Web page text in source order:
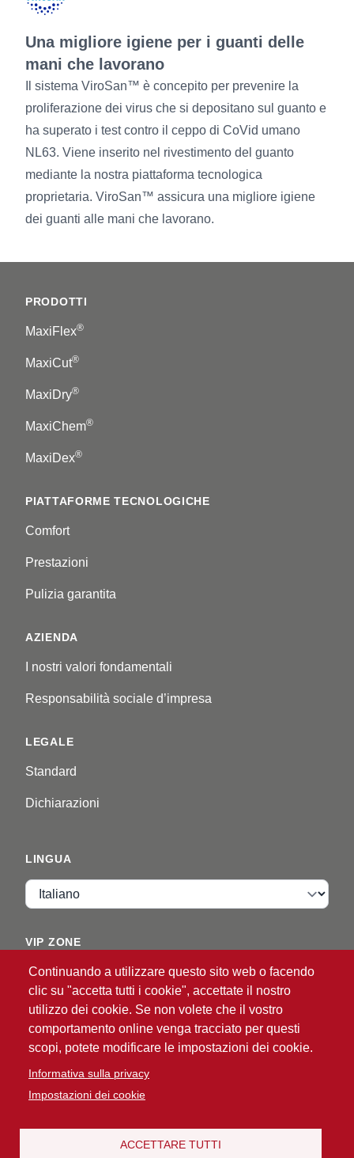
Una migliore igiene per i guanti delle
mani che lavorano
Il sistema ViroSan™ è concepito per prevenire la
proliferazione dei virus che si depositano sul guanto e
ha superato i test contro il ceppo di CoVid umano
NL63. Viene inserito nel rivestimento del guanto
mediante la nostra piattaforma tecnologica
proprietaria. ViroSan™ assicura una migliore igiene
dei guanti alle mani che lavorano.
PRODOTTI
MaxiFlex®
MaxiCut®
MaxiDry®
MaxiChem®
MaxiDex®
PIATTAFORME TECNOLOGICHE
Comfort
Prestazioni
Pulizia garantita
AZIENDA
I nostri valori fondamentali
Responsabilità sociale d’impresa
LEGALE
Standard
Dichiarazioni
Continuando a utilizzare questo sito web o facendo
clic su "accetta tutti i cookie", accettate il nostro
utilizzo dei cookie. Se non volete che il vostro
comportamento online venga tracciato per questi
scopi, potete modificare le impostazioni dei cookie.
Informativa sulla privacy
Impostazioni dei cookie
ACCETTARE TUTTI
LINGUA
Lingua
VIP ZONE
Accedi
© 2026 ATG®Intelligent Glove Solutions. Tutti i diritti
Informativa sulla privacy
Limitazioni di